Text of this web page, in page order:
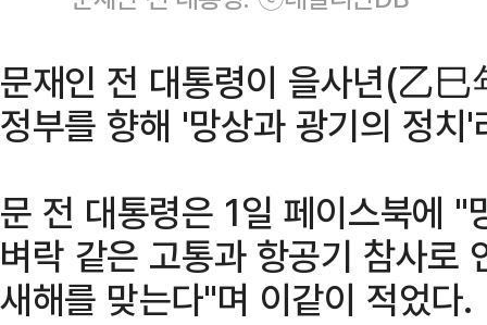
문재인 전 대통령이 을사년(乙
정부를 향해 '망상과 광기의 정치
문 전 대통령은 1일 페이스북에
벼락 같은 고통과 항공기 참사로
새해를 맞는다"며 이같이 적었다.